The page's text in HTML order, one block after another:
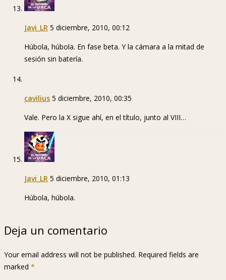
Javi_LR 5 diciembre, 2010, 00:12
Húbola, húbola. En fase beta. Y la cámara a la mitad de
sesión sin batería.
cavilius 5 diciembre, 2010, 00:35
Vale. Pero la X sigue ahí, en el título, junto al VIII…
Javi_LR 5 diciembre, 2010, 01:13
Húbola, húbola.
Deja un comentario
Your email address will not be published. Required fields are
marked *